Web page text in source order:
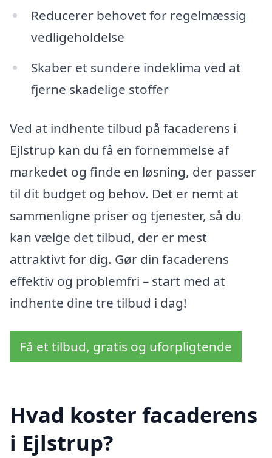
Reducerer behovet for regelmæssig
vedligeholdelse
Skaber et sundere indeklima ved at
fjerne skadelige stoffer
Ved at indhente tilbud på facaderens i
Ejlstrup kan du få en fornemmelse af
markedet og finde en løsning, der passer
til dit budget og behov. Det er nemt at
sammenligne priser og tjenester, så du
kan vælge det tilbud, der er mest
attraktivt for dig. Gør din facaderens
effektiv og problemfri – start med at
indhente dine tre tilbud i dag!
Få et tilbud, gratis og uforpligtende
Hvad koster facaderens
i Ejlstrup?